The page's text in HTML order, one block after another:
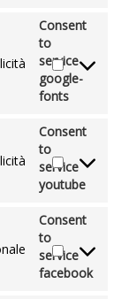
Consent
to
service
google-
fonts
Consent
to
service
youtube
Consent
to
service
facebook